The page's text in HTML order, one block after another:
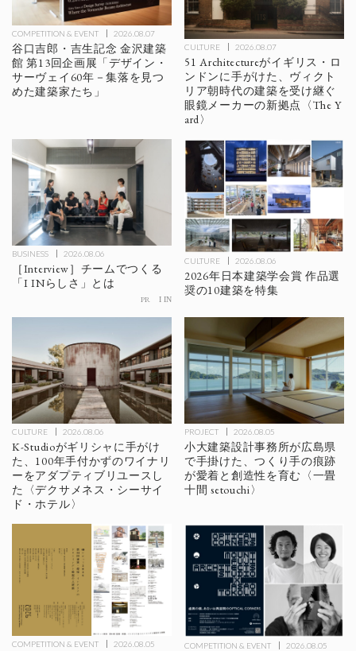
COMPETITION & EVENT 2026.08.07
谷口吉郎・吉生記念 金沢建築
館 第13回企画展「デザイン・
サーヴェイ60年－集落を見つ
めた建築家たち」
CULTURE 2026.08.07
51 Architectureがイギリス・ロ
ンドンに手がけた、ヴィクト
リア朝時代の建築を受け継ぐ
眼鏡メーカーの新拠点〈The Y
ard〉
BUSINESS 2026.08.06
［Interview］チームでつくる
「I INらしさ」とは
PR I IN
CULTURE 2026.08.06
2026年日本建築学会賞 作品選
奨の10建築を特集
CULTURE 2026.08.06
K-Studioがギリシャに手がけ
た、100年手付かずのワイナリ
ーをアダプティブリユースし
た〈デクサメネス・シーサイ
ド・ホテル〉
PROJECT 2026.08.05
小大建築設計事務所が広島県
で手掛けた、つくり手の痕跡
が愛着と創造性を育む〈一畳
十間 setouchi〉
COMPETITION & EVENT 2026.08.05 COMPETITION & EVENT 2026.08.05